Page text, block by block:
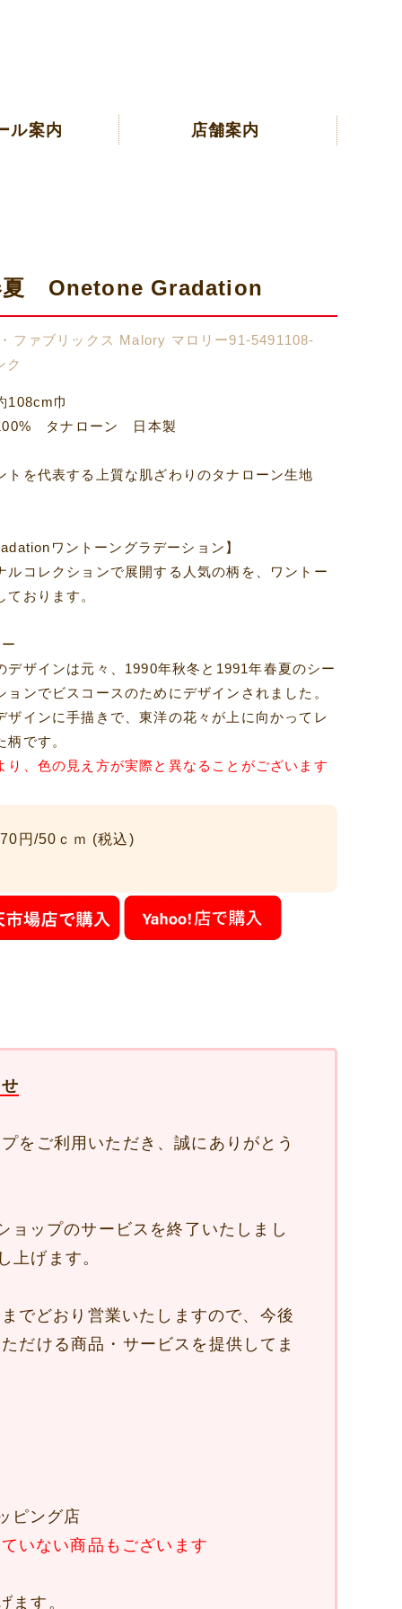
ル案内 店舗案内
夏 Onetone Gradation
ファブリックス Malory マロリー91-5491108-
ク
巾
タナローン 日本製
トを代表する上質な肌ざわりのタナローン生地
ワントーングラデーション】
ルコレクションで展開する人気の柄を、ワントー
ております。
デザインは元々、1990年秋冬と1991年春夏のシー
ョンでビスコースのためにデザインされました。
ザインに手描きで、東洋の花々が上に向かってレ
柄です。
、色の見え方が実際と異なることがございます
円/50ｃｍ (税込)
をご利用いただき、誠にありがとう
ップのサービスを終了いたしまし
上げます。
でどおり営業いたしますので、今後
だける商品・サービスを提供してま
ピング店
いない商品もございます
ます。